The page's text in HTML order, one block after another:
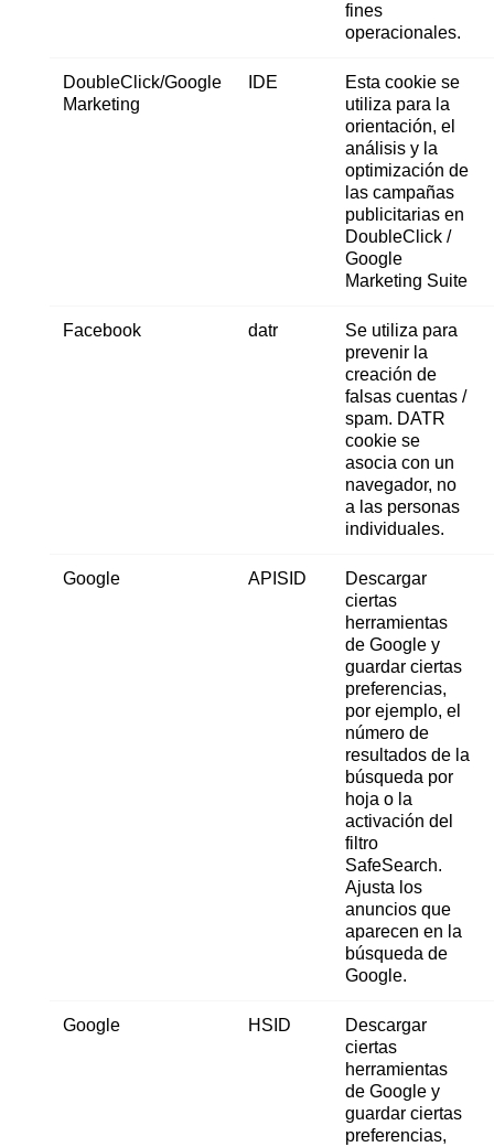
fines
operacionales.
DoubleClick/Google
Marketing
IDE
Esta cookie se
utiliza para la
orientación, el
análisis y la
optimización de
las campañas
publicitarias en
DoubleClick /
Google
Marketing Suite
Facebook datr
Se utiliza para
prevenir la
creación de
falsas cuentas /
spam. DATR
cookie se
asocia con un
navegador, no
a las personas
individuales.
Google APISID
Descargar
ciertas
herramientas
de Google y
guardar ciertas
preferencias,
por ejemplo, el
número de
resultados de la
búsqueda por
hoja o la
activación del
filtro
SafeSearch.
Ajusta los
anuncios que
aparecen en la
búsqueda de
Google.
Google HSID
Descargar
ciertas
herramientas
de Google y
guardar ciertas
preferencias,